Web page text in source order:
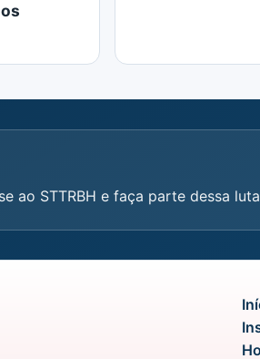
ao STTRBH e faça parte dessa